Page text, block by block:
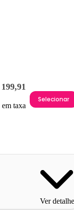
taxa
Selecionar
Ver